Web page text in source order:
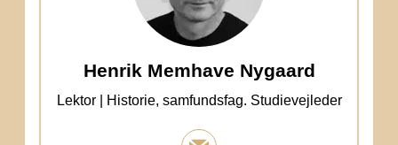
Henrik Memhave Nygaard
Lektor | Historie, samfundsfag. Studievejleder